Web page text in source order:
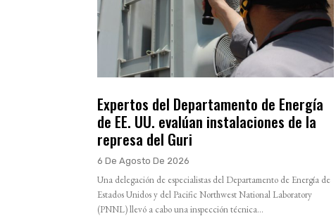
Expertos del Departamento de Energía
de EE. UU. evalúan instalaciones de la
represa del Guri
6 De Agosto De 2026
Una delegación de especialistas del Departamento de Energía de
Estados Unidos y del Pacific Northwest National Laboratory
(PNNL) llevó a cabo una inspección técnica...